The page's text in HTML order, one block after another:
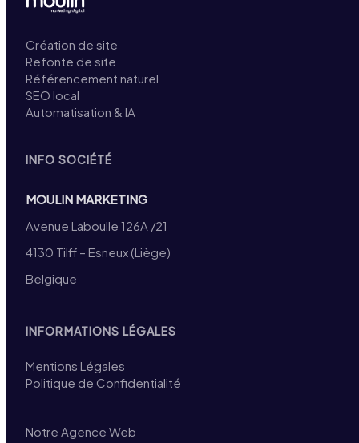
Création de site
Refonte de site
Référencement naturel
SEO local
Automatisation & IA
INFO SOCIÉTÉ
MOULIN MARKETING
Avenue Laboulle 126A /21
4130 Tilff – Esneux (Liège)
Belgique
INFORMATIONS LÉGALES
Mentions Légales
Politique de Confidentialité
Notre Agence Web